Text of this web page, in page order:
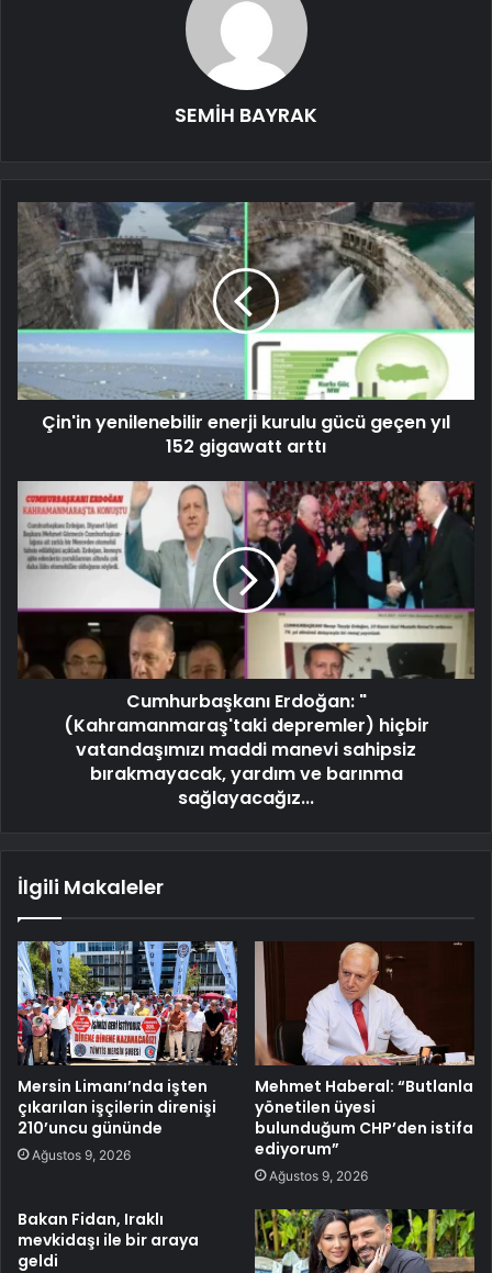
SEMİH BAYRAK
Çin'in yenilenebilir enerji kurulu gücü geçen yıl
152 gigawatt arttı
Cumhurbaşkanı Erdoğan: "
(Kahramanmaraş'taki depremler) hiçbir
vatandaşımızı maddi manevi sahipsiz
bırakmayacak, yardım ve barınma
sağlayacağız...
İlgili Makaleler
Mersin Limanı’nda işten
çıkarılan işçilerin direnişi
210’uncu gününde
Ağustos 9, 2026
Mehmet Haberal: “Butlanla
yönetilen üyesi
bulunduğum CHP’den istifa
ediyorum”
Ağustos 9, 2026
Bakan Fidan, Iraklı
mevkidaşı ile bir araya
geldi